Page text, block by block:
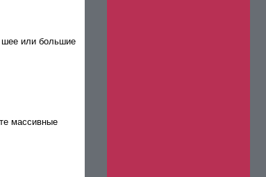
шее или большие
массивные